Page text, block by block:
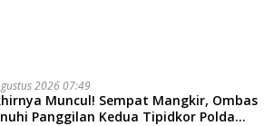
2026 07:49
Muncul! Sempat Mangkir, Ombas
Panggilan Kedua Tipidkor Polda